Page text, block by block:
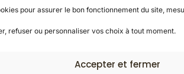
pour assurer le bon fonctionnement du site,
refuser ou personnaliser vos choix à tout moment.
Accepter et fermer